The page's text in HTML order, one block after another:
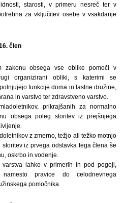
starosti, v primeru nesreč ter v
za vključitev osebe v vsakdanje
člen
zakonu obsega vse oblike pomoči v
organizirani obliki, s katerimi se
funkcije doma in lastne družine,
in varstvo ter zdravstveno varstvo.
prikrajšanih za normalno
obsega poleg storitev iz prejšnjega
z zmerno, težjo ali težko motnjo
iz prvega odstavka tega člena še
oskrbo in vodenje.
varstva lahko v primerih in pod pogoji,
pravice do celodnevnega
pomočnika.